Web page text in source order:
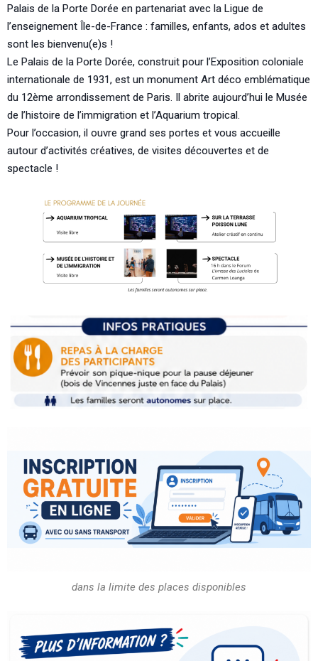
Palais de la Porte Dorée en partenariat avec la Ligue de
l’enseignement Île-de-France : familles, enfants, ados et adultes
sont les bienvenu(e)s !
Le Palais de la Porte Dorée, construit pour l’Exposition coloniale
internationale de 1931, est un monument Art déco emblématique
du 12ème arrondissement de Paris. Il abrite aujourd’hui le Musée
de l’histoire de l’immigration et l’Aquarium tropical.
Pour l’occasion, il ouvre grand ses portes et vous accueille
autour d’activités créatives, de visites découvertes et de
spectacle !
dans la limite des places disponibles